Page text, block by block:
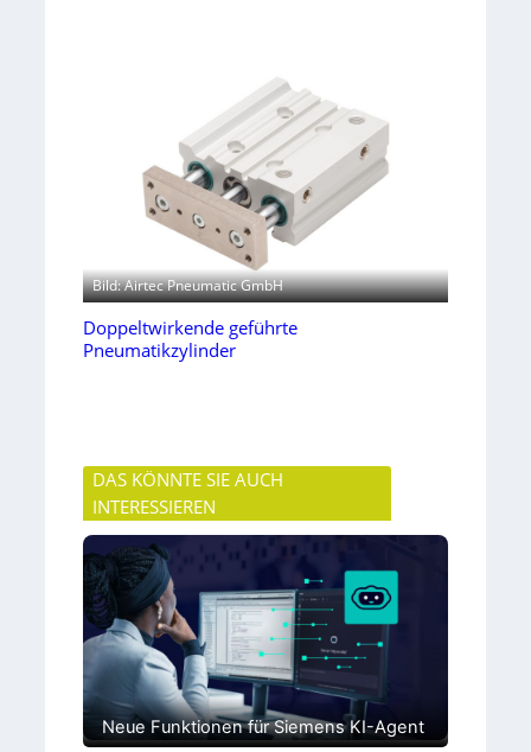
Bild: Airtec Pneumatic GmbH
Doppeltwirkende geführte
Pneumatikzylinder
DAS KÖNNTE SIE AUCH
INTERESSIEREN
Neue Funktionen für Siemens KI-Agent